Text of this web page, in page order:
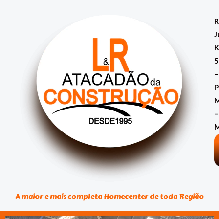
–
–
A maior e mais completa Homecenter de toda Região